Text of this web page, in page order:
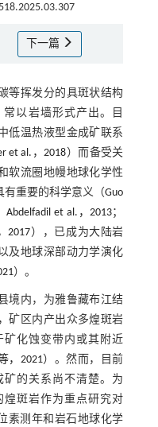
下一篇
等挥发分的具斑状结构
以岩墙形式产出。目
低温热液型金成矿联系
et al.，2018）而备受关
软流圈地幔地球化学性
有重要的科学意义（Guo
Abdelfadil et al.，2013；
2017 ），已成为大陆岩
及地球深部动力学演化
）。
境内，为雅鲁藏布江结
矿区内产出众多煌斑岩
化蚀变带内或其附近
，2021）。然而，目前
的关系尚不清楚。为
煌斑岩作为重点研究对
素测年和岩石地球化学